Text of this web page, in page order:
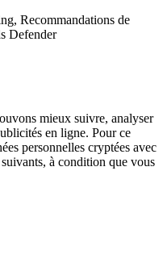
Recommandations de
Defender
mieux suivre, analyser
en ligne. Pour ce
personnelles cryptées avec
à condition que vous